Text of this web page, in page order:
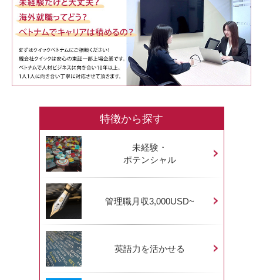
特徴から探す
未経験・
ポテンシャル
管理職月収3,000USD~
英語力を活かせる